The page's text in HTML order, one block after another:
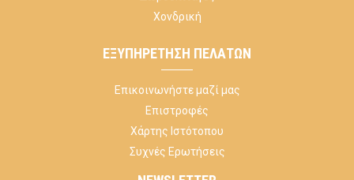
Χονδρική
ΕΞΥΠΗΡΈΤΗΣΗ ΠΕΛΑΤΏΝ
Επικοινωνήστε μαζί μας
Επιστροφές
Χάρτης Ιστότοπου
Συχνές Ερωτήσεις